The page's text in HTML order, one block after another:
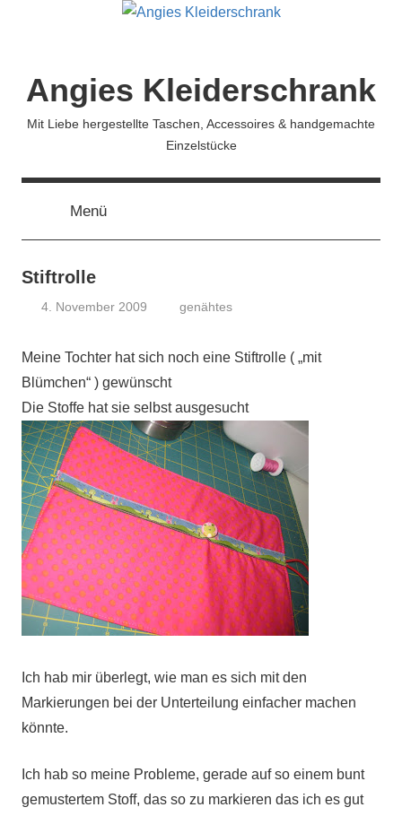
Angies Kleiderschrank
Mit Liebe hergestellte Taschen, Accessoires & handgemachte
Einzelstücke
Menü
Stiftrolle
4. November 2009
genähtes
Meine Tochter hat sich noch eine Stiftrolle ( „mit
Blümchen“ ) gewünscht
Die Stoffe hat sie selbst ausgesucht
Ich hab mir überlegt, wie man es sich mit den
Markierungen bei der Unterteilung einfacher machen
könnte.
Ich hab so meine Probleme, gerade auf so einem bunt
gemustertem Stoff, das so zu markieren das ich es gut